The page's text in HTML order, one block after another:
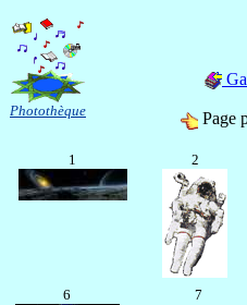
Photothèque Page
1 2
6 7